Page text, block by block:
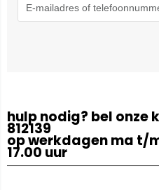
hulp nodig? bel onze
812139
op werkdagen ma t/
17.00 uur